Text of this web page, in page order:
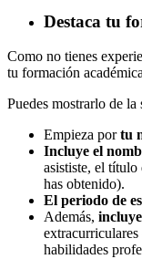
Destaca tu
Como no tienes
tu formación
Puedes mostrarlo de
Empieza portu
Incluye el
asististe, el
has obtenido).
El periodo de
Además,
habilidades